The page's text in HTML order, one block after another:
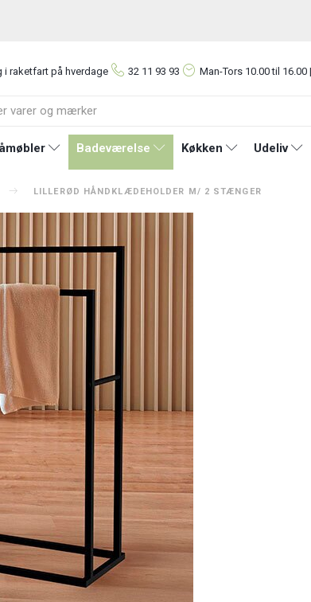
i raketfart på hverdage 32 11 93 93 Man-Tors 10.00 til 16.00
Badeværelse Køkken Udeliv
LILLERØD HÅNDKLÆDEHOLDER M/ 2 STÆNGER